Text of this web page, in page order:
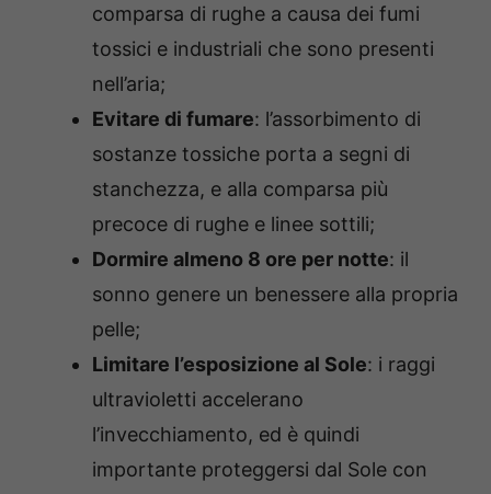
comparsa di rughe a causa dei fumi
tossici e industriali che sono presenti
nell’aria;
Evitare di fumare: l’assorbimento di
sostanze tossiche porta a segni di
stanchezza, e alla comparsa più
precoce di rughe e linee sottili;
Dormire almeno 8 ore per notte: il
sonno genere un benessere alla propria
pelle;
Limitare l’esposizione al Sole: i raggi
ultravioletti accelerano
l’invecchiamento, ed è quindi
importante proteggersi dal Sole con